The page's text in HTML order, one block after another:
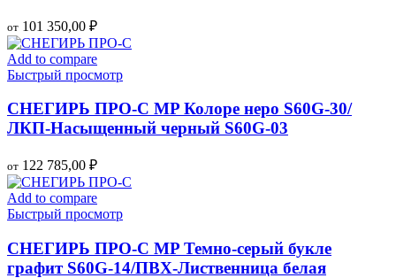
от 101 350,00 ₽
Add to compare
Быстрый просмотр
СНЕГИРЬ ПРО-С MP Колоре неро S60G-30/
ЛКП-Насыщенный черный S60G-03
от 122 785,00 ₽
Add to compare
Быстрый просмотр
СНЕГИРЬ ПРО-С MP Темно-серый букле
графит S60G-14/ПВХ-Лиственница белая